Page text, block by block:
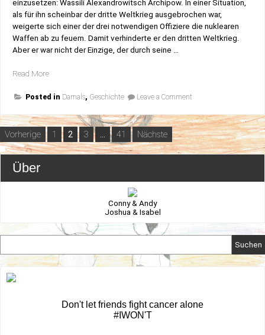
einzusetzen: Wassili Alexandrowitsch Archipow. In einer Situation,
als für ihn scheinbar der dritte Weltkrieg ausgebrochen war,
weigerte sich einer der drei notwendigen Offiziere die nuklearen
Waffen ab zu feuern. Damit verhinderte er den dritten Weltkrieg.
Aber er war nicht der Einzige, der durch seine …
Read More„Er
die
Posted in Damals, Geschichte Leave a Comment
die
Welt
Seitennummerierung
der
Beiträge
Vorherige 1 2 3 … 41 Nächste
Über
Conny & Andy
Joshua & Isabel
Suchen
Don't let friends fight cancer alone
#IWON'T